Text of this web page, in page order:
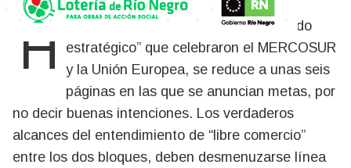
Hasta el momento, el pomposo “acuerdo
estratégico” que celebraron el MERCOSUR
y la Unión Europea, se reduce a unas seis
páginas en las que se anuncian metas, por
no decir buenas intenciones. Los verdaderos
alcances del entendimiento de “libre comercio”
entre los dos bloques, deben desmenuzarse línea